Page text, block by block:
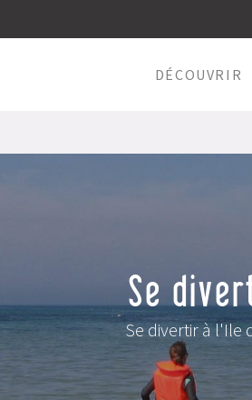
DÉCOUVRIR
Se
Se divertir à l'Ile